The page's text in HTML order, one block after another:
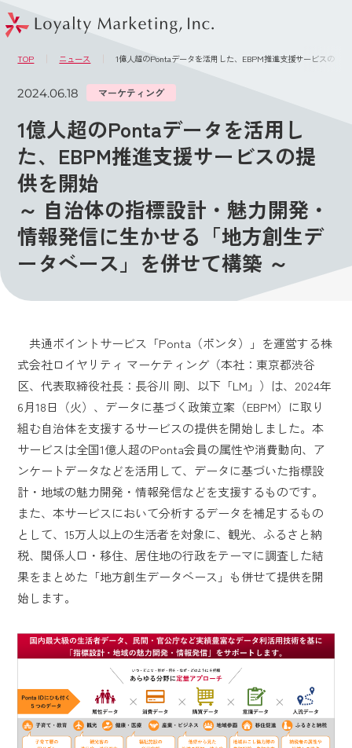
TOP ニュース 1億人超のPontaデータを活用した、EBPM推進支援サービスの提
2024.06.18 マーケティング
1億人超のPontaデータを活用し
た、EBPM推進支援サービスの提
供を開始
～ 自治体の指標設計・魅力開発・
情報発信に生かせる「地方創生デ
ータベース」を併せて構築 ～
共通ポイントサービス「Ponta（ポンタ）」を運営する株
式会社ロイヤリティ マーケティング（本社：東京都渋谷
区、代表取締役社長：長谷川 剛、以下「LM」）は、2024年
6月18日（火）、データに基づく政策立案（EBPM）に取り
組む自治体を支援するサービスの提供を開始しました。本
サービスは全国1億人超のPonta会員の属性や消費動向、ア
ンケートデータなどを活用して、データに基づいた指標設
計・地域の魅力開発・情報発信などを支援するものです。
また、本サービスにおいて分析するデータを補足するもの
として、15万人以上の生活者を対象に、観光、ふるさと納
税、関係人口・移住、居住地の行政をテーマに調査した結
果をまとめた「地方創生データベース」も併せて提供を開
始します。